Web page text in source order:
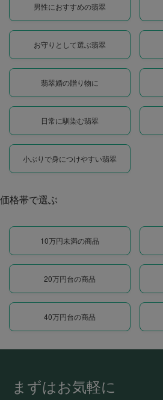
男性におすすめの翡翠
お守りとして選ぶ翡翠
翡翠婚の贈り物に
日常に馴染む翡翠
小ぶりで身につけやすい翡翠
価格帯で選ぶ
10万円未満の商品
20万円台の商品
40万円台の商品
まずはお気軽に